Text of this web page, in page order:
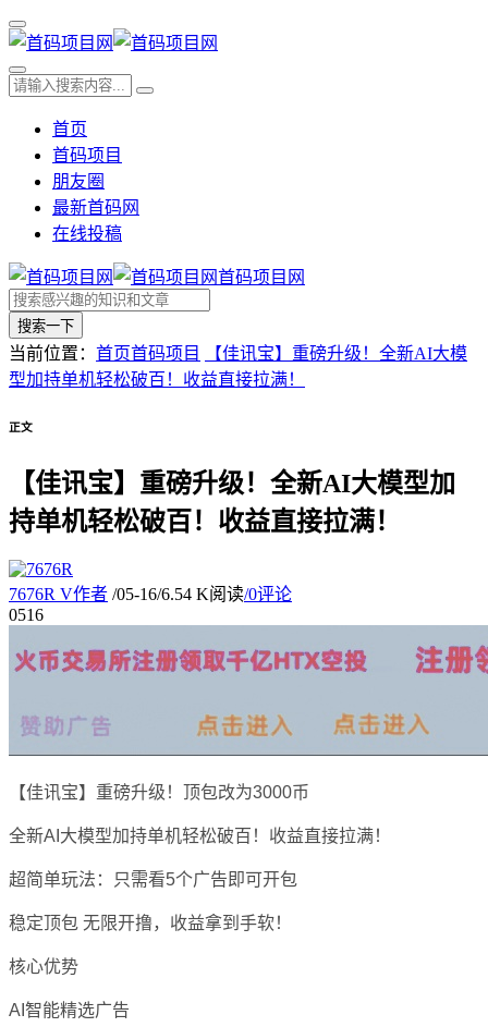
首页
首码项目
朋友圈
最新首码网
在线投稿
首码项目网
搜索一下
当前位置： 首页首码项目
【佳讯宝】重磅升级！全新AI大模
型加持单机轻松破百！收益直接拉满！
正文
【佳讯宝】重磅升级！全新AI大模型加
持单机轻松破百！收益直接拉满！
7676R V作者 /05-16/6.54 K阅读/0评论
0516
【佳讯宝】重磅升级！顶包改为3000币
全新AI大模型加持单机轻松破百！收益直接拉满！
超简单玩法：只需看5个广告即可开包
稳定顶包 无限开撸，收益拿到手软！
核心优势
AI智能精选广告